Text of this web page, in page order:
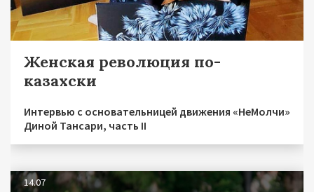
Женская революция по-
казахски
Интервью с основательницей движения «НеМолчи»
Диной Тансари, часть II
14.07